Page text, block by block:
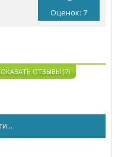
Оценок: 7
ОТЗЫВЫ (7)